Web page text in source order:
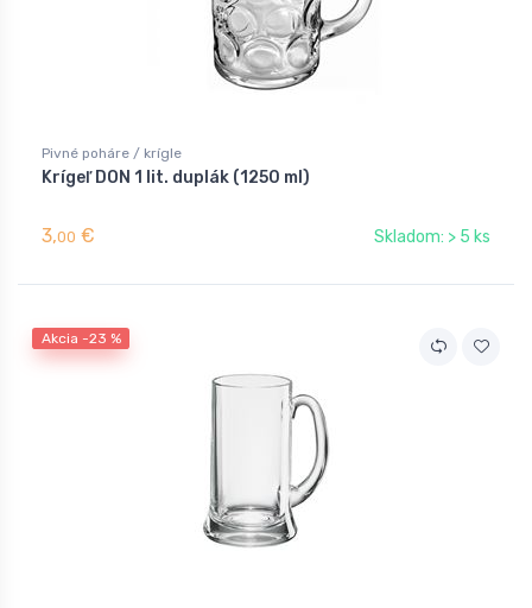
Pivné poháre / krígle
Krígeľ DON 1 lit. duplák (1250 ml)
3,00 € Skladom: > 5 ks
Akcia -23 %